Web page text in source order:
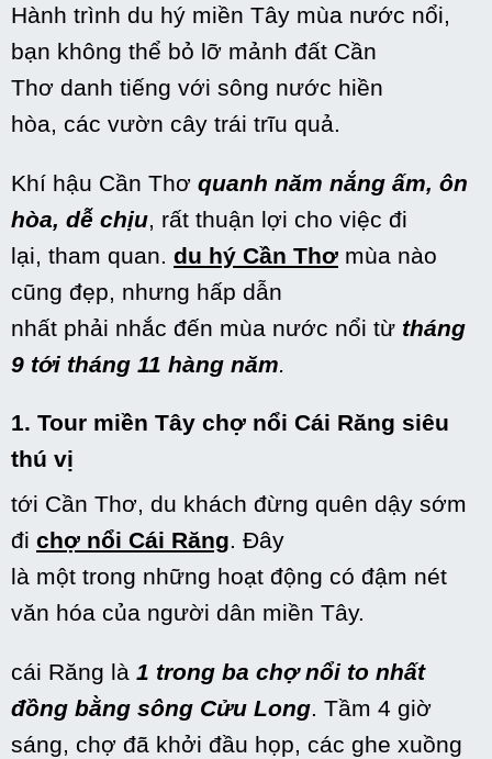
Hành trình du hý miền Tây mùa nước nổi,
bạn không thể bỏ lỡ mảnh đất Cần
Thơ danh tiếng với sông nước hiền
hòa, các vườn cây trái trĩu quả.
Khí hậu Cần Thơ quanh năm nắng ấm, ôn
hòa, dễ chịu , rất thuận lợi cho việc đi
lại tham quan du hý Cần Thơ mùa nào
cũng đẹp, nhưng hấp dẫn
nhất phải nhắc đến mùa nước nổi từ tháng
9 tới tháng 11 hàng năm
1. Tour miền Tây chợ nổi Cái Răng siêu
thú vị
tới Cần Thơ, du khách đừng quên dậy sớm
đi chợ nổi Cái Răng. Đây
là một trong những hoạt động có đậm nét
văn hóa của người dân miền Tây.
cái Răng là 1 trong ba chợ nổi to nhất
đồng bằng sông Cửu Long. Tầm 4 giờ
sáng, chợ đã khởi đầu họp, các ghe xuồng